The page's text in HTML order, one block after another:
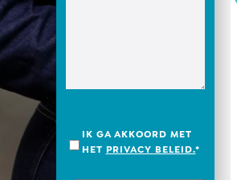
IK GA AKKOORD MET
HET
PRIVACY BELEID.*